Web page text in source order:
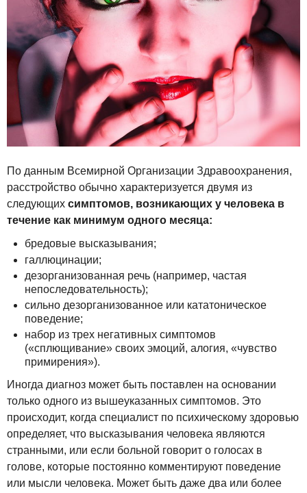
По данным Всемирной Организации Здравоохранения,
расстройство обычно характеризуется двумя из
следующих симптомов, возникающих у человека в
течение как минимум одного месяца:
бредовые высказывания;
галлюцинации;
дезорганизованная речь (например, частая
непоследовательность);
сильно дезорганизованное или кататоническое
поведение;
набор из трех негативных симптомов
(«сплющивание» своих эмоций, алогия, «чувство
примирения»).
Иногда диагноз может быть поставлен на основании
только одного из вышеуказанных симптомов. Это
происходит, когда специалист по психическому здоровью
определяет, что высказывания человека являются
странными, или если больной говорит о голосах в
голове, которые постоянно комментируют поведение
или мысли человека. Может быть даже два или более